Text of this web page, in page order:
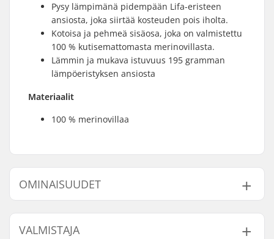
Pysy lämpimänä pidempään Lifa-eristeen
ansiosta, joka siirtää kosteuden pois iholta.
Kotoisa ja pehmeä sisäosa, joka on valmistettu
100 % kutisemattomasta merinovillasta.
Lämmin ja mukava istuvuus 195 gramman
lämpöeristyksen ansiosta
Materiaalit
100 % merinovillaa
OMINAISUUDET
Aktiviteetti:
Laskettelu,
VALMISTAJA